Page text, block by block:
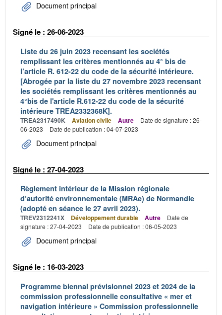
Document principal
Signé le : 26-06-2023
Liste du 26 juin 2023 recensant les sociétés
remplissant les critères mentionnés au 4° bis de
l’article R. 612-22 du code de la sécurité intérieure.
[Abrogée par la liste du 27 novembre 2023 recensant
les sociétés remplissant les critères mentionnés au
4°bis de l'article R.612-22 du code de la sécurité
intérieure TREA2332368K].
TREA2317490K Aviation civile Autre
Date de signature : 26-
06-2023
Date de publication : 04-07-2023
Document principal
Signé le : 27-04-2023
Règlement intérieur de la Mission régionale
d’autorité environnementale (MRAe) de Normandie
(adopté en séance le 27 avril 2023).
TREV2312241X Développement durable Autre
Date de
signature : 27-04-2023
Date de publication : 06-05-2023
Document principal
Signé le : 16-03-2023
Programme biennal prévisionnel 2023 et 2024 de la
commission professionnelle consultative « mer et
navigation intérieure » Commission professionnelle